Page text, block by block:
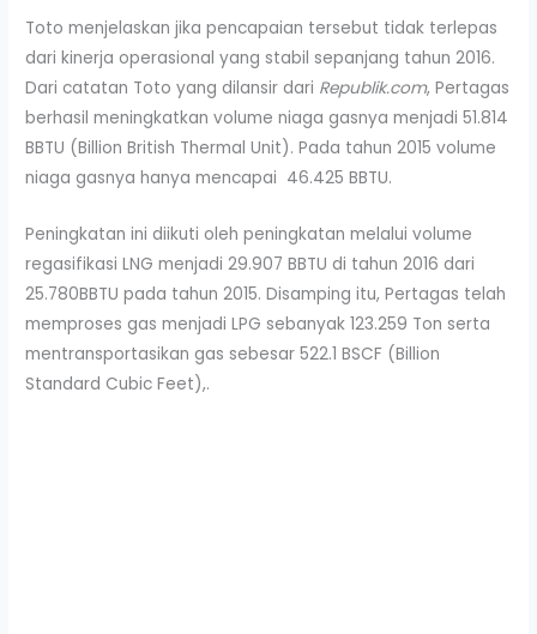
Toto menjelaskan jika pencapaian tersebut tidak terlepas
dari kinerja operasional yang stabil sepanjang tahun 2016.
Dari catatan Toto yang dilansir dari Republik.com, Pertagas
berhasil meningkatkan volume niaga gasnya menjadi 51.814
BBTU (Billion British Thermal Unit). Pada tahun 2015 volume
niaga gasnya hanya mencapai 46.425 BBTU.
Peningkatan ini diikuti oleh peningkatan melalui volume
regasifikasi LNG menjadi 29.907 BBTU di tahun 2016 dari
25.780BBTU pada tahun 2015. Disamping itu, Pertagas telah
memproses gas menjadi LPG sebanyak 123.259 Ton serta
mentransportasikan gas sebesar 522.1 BSCF (Billion
Standard Cubic Feet),.